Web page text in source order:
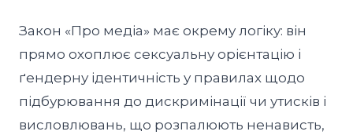
Закон «Про медіа» має окрему логіку: він
прямо охоплює сексуальну орієнтацію і
ґендерну ідентичність у правилах щодо
підбурювання до дискримінації чи утисків і
висловлювань, що розпалюють ненависть,